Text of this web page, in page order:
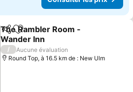
PartagerAjouter à mes favoris
The Rambler Room -
Wander Inn
Consulter les prix
/
Aucune évaluation
Round Top, à 16.5 km de : New Ulm